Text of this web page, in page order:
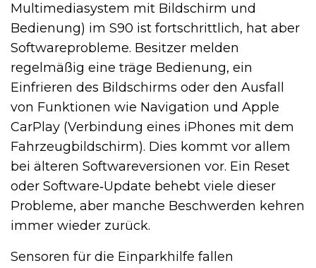
Multimediasystem mit Bildschirm und
Bedienung) im S90 ist fortschrittlich, hat aber
Softwareprobleme. Besitzer melden
regelmäßig eine träge Bedienung, ein
Einfrieren des Bildschirms oder den Ausfall
von Funktionen wie Navigation und Apple
CarPlay (Verbindung eines iPhones mit dem
Fahrzeugbildschirm). Dies kommt vor allem
bei älteren Softwareversionen vor. Ein Reset
oder Software‑Update behebt viele dieser
Probleme, aber manche Beschwerden kehren
immer wieder zurück.
Sensoren für die Einparkhilfe fallen